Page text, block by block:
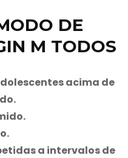
DE
M TODOS
acima de
a intervalos de